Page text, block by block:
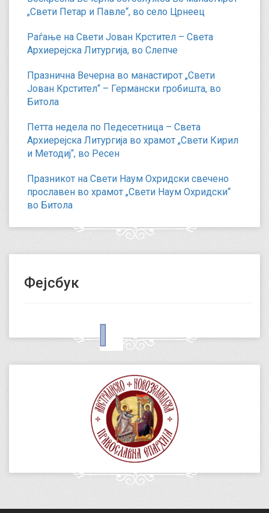
„Свети Петар и Павле“, во село Црнеец
Раѓање на Свети Јован Крстител – Света
Архиерејска Литургија, во Слепче
Празнична Вечерна во манастирот „Свети
Јован Крстител“ – Германски гробишта, во
Битола
Петта недела по Педесетница – Света
Архиерејска Литургија во храмот „Свети Кирил
и Методиј“, во Ресен
Празникот на Свети Наум Охридски свечено
прославен во храмот „Свети Наум Охридски“
во Битола
Фејсбук